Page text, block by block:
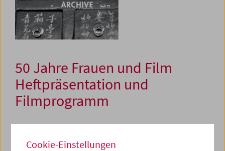
50 Jahre Frauen und Film
Heftpräsentation und
Filmprogramm
Cookie-Einstellungen